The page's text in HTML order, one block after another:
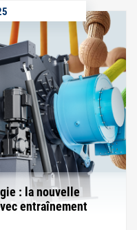
: la nouvelle
entraînement